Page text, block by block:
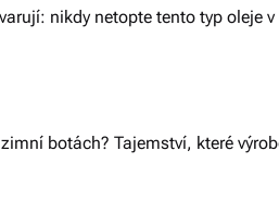
nikdy netopte tento typ oleje v
botách? Tajemství, které